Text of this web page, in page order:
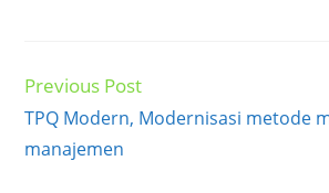
Read
articles
Previous Post
TPQ Modern, Modernisasi metode
manajemen